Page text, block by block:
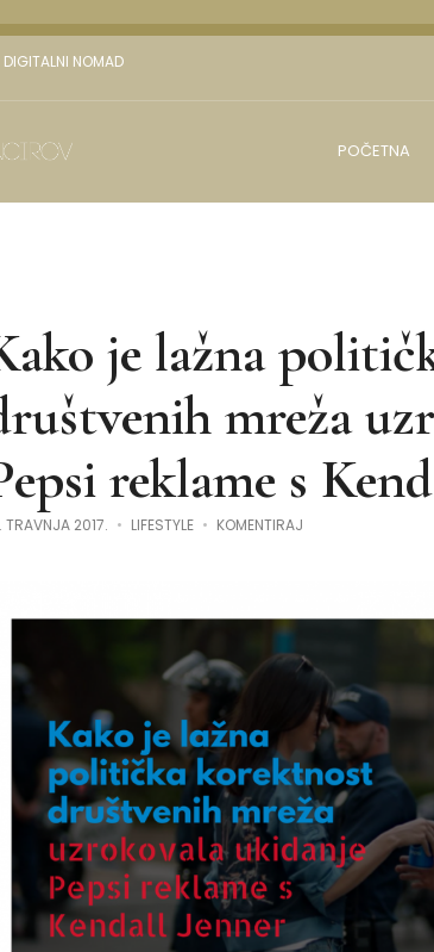
DIGITALNI NOMAD
POČETNA
je lažna
mreža
reklame s
TRAVNJA 2017. LIFESTYLE KOMENTIRAJNA
DRUŠTVENIH
UZROKOVALA
UKIDANJE
PEPSI
REKLAME
S
KENDALL
JENNER